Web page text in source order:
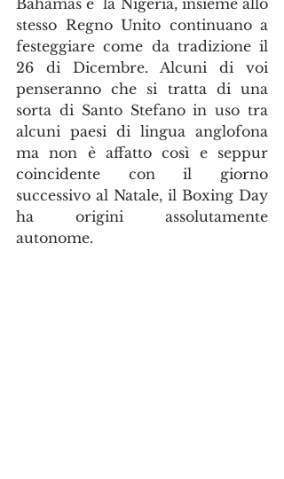
stesso Regno Unito continuano a
festeggiare come da tradizione il
26 di Dicembre. Alcuni di voi
penseranno che si tratta di una
sorta di Santo Stefano in uso tra
alcuni paesi di lingua anglofona
ma non è affatto così e seppur
coincidente con il giorno
successivo al Natale, il Boxing Day
ha origini assolutamente
autonome.